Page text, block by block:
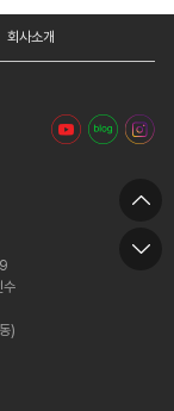
회사소개
수
)